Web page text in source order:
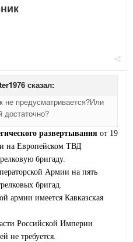
сказал:
не предусматривается?Или
достаточно?
развертывания от 19
на Европейском ТВД
бригаду.
Армии на пять
бригад.
армии имеется Кавказская
Российской Империи
не требуется.